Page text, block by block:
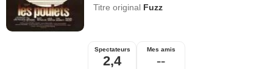
Titre original Fuzz
Spectateurs
2,4
Mes amis
--